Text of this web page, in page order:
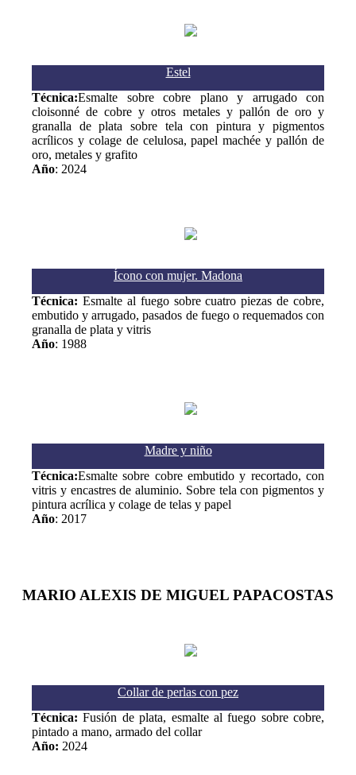
Estel
Técnica:Esmalte sobre cobre plano y arrugado con
cloisonné de cobre y otros metales y pallón de oro y
granalla de plata sobre tela con pintura y pigmentos
acrílicos y colage de celulosa, papel machée y pallón de
oro, metales y grafito
Año: 2024
Ícono con mujer. Madona
Técnica: Esmalte al fuego sobre cuatro piezas de cobre,
embutido y arrugado, pasados de fuego o requemados con
granalla de plata y vitris
Año: 1988
Madre y niño
Técnica:Esmalte sobre cobre embutido y recortado, con
vitris y encastres de aluminio. Sobre tela con pigmentos y
pintura acrílica y colage de telas y papel
Año: 2017
MARIO ALEXIS DE MIGUEL PAPACOSTAS
Collar de perlas con pez
Técnica: Fusión de plata, esmalte al fuego sobre cobre,
pintado a mano, armado del collar
Año: 2024